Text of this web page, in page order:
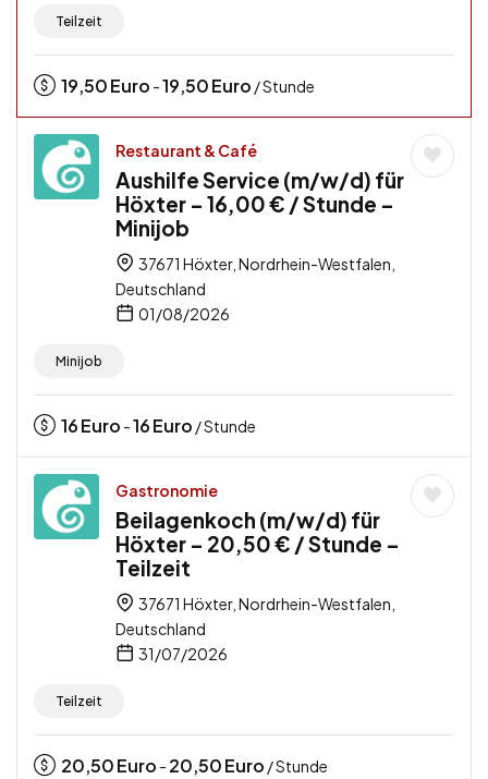
Teilzeit
19,50Euro -19,50Euro / Stunde
Restaurant & Café
Aushilfe Service (m/w/d) für
Höxter – 16,00 € / Stunde –
Minijob
37671 Höxter, Nordrhein-Westfalen,
Deutschland
01/08/2026
Minijob
16Euro -16Euro / Stunde
Gastronomie
Beilagenkoch (m/w/d) für
Höxter – 20,50 € / Stunde –
Teilzeit
37671 Höxter, Nordrhein-Westfalen,
Deutschland
31/07/2026
Teilzeit
20,50Euro - 20,50Euro / Stunde